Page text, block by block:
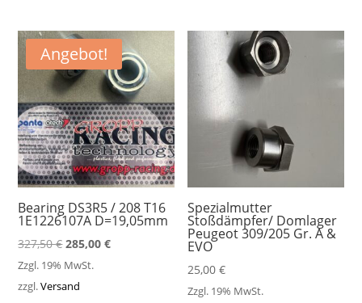
Angebot!
Bearing DS3R5 / 208 T16
1E1226107A D=19,05mm
327,50€Ursprünglicher
Preis
war:
285,00€Aktueller
Zzgl. 19% MwSt.
zzgl.Versand
Spezialmutter
Stoßdämpfer/ Domlager
Peugeot 309/205 Gr. A &
EVO
25,00€
Zzgl. 19% MwSt.